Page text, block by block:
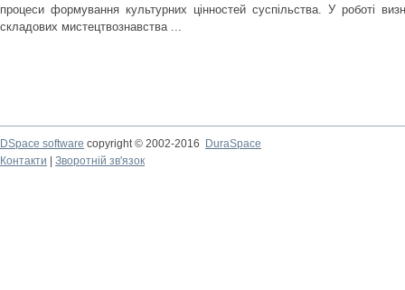
процеси формування культурних цінностей суспільства. У роботі
складових мистецтвознавства ...
DSpace software copyright © 2002-2016
DuraSpace
Контакти
Зворотній зв'язок